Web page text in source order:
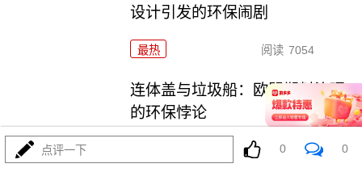
设计引发的环保闹剧
最热 阅读 7054
连体盖与垃圾船：欧盟塑料治理
的环保悖论
阅读 6109
点评一下 0 0